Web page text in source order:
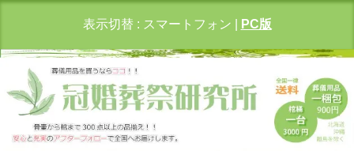
表示切替 : スマートフォン PC版